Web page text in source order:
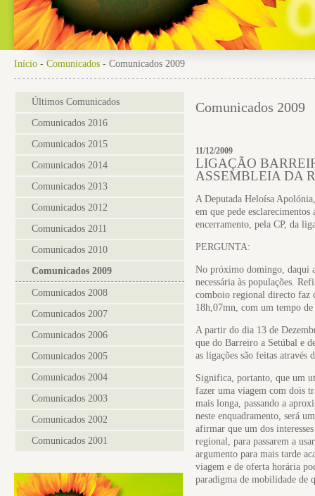
Início - Comunicados - Comunicados 2009
Últimos Comunicados
Comunicados 2016
Comunicados 2015
Comunicados 2014
Comunicados 2013
Comunicados 2012
Comunicados 2011
Comunicados 2010
Comunicados 2009
Comunicados 2008
Comunicados 2007
Comunicados 2006
Comunicados 2005
Comunicados 2004
Comunicados 2003
Comunicados 2002
Comunicados 2001
Comunicados 2009
11/12/2009
LIGAÇÃO
ASSEMBLEIA DA
A Deputada Heloísa
em que pede
encerramento, pela CP, da
PERGUNTA:
No próximo domingo, daqui
necessária às populações.
comboio regional directo faz
18h,07mn, com um tempo
A partir do dia 13 de
que do Barreiro a Setúbal e
as ligações são feitas através
Significa, portanto, que um
fazer uma viagem com dois
mais longa, passando a
neste enquadramento, será
afirmar que um dos
regional, para passarem a
argumento para mais tarde
viagem e de oferta horária
paradigma de mobilidade de